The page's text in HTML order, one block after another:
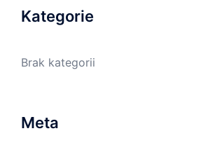
Kategorie
Brak kategorii
Meta